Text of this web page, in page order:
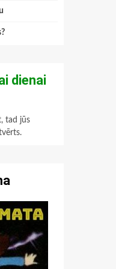
dienai
tad jūs